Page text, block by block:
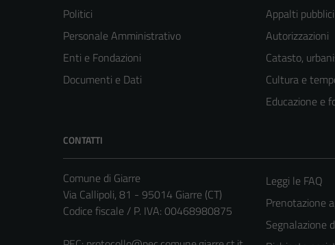
Politici
Personale Amministrativo
Enti e Fondazioni
Documenti e Dati
Appalti pubblici
Autorizzazioni
Catasto,
Cultura e
Educazione e
CONTATTI
Comune di Giarre
Via Callipoli, 81 - 95014 Giarre (CT)
Codice fiscale / P. IVA: 00468980875
Leggi le FAQ
Prenotazione
Segnalazione